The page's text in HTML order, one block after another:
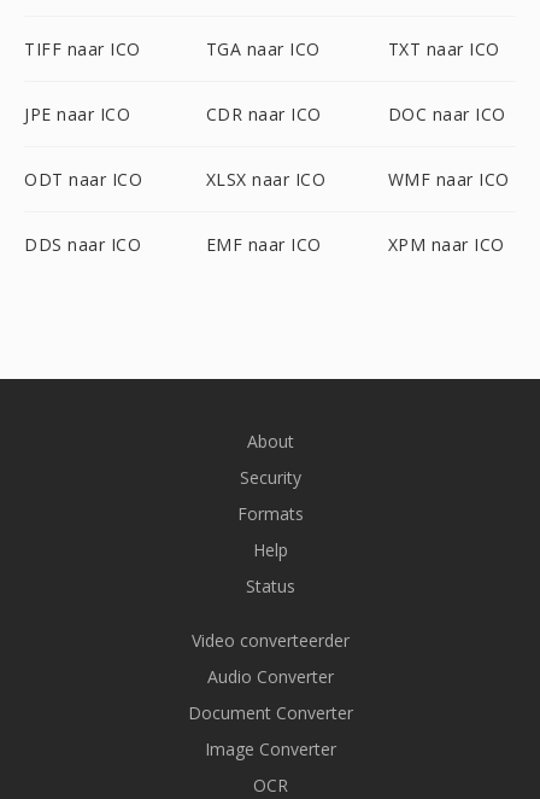
TIFF naar ICO TGA naar ICO TXT naar ICO
JPE naar ICO CDR naar ICO DOC naar ICO
ODT naar ICO XLSX naar ICO WMF naar ICO
DDS naar ICO EMF naar ICO XPM naar ICO
About
Security
Formats
Help
Status
Video converteerder
Audio Converter
Document Converter
Image Converter
OCR